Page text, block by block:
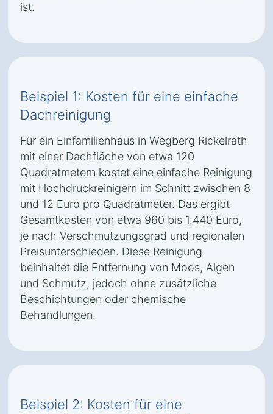
ist.
Beispiel 1: Kosten für eine einfache
Dachreinigung
Für ein Einfamilienhaus in Wegberg Rickelrath
mit einer Dachfläche von etwa 120
Quadratmetern kostet eine einfache Reinigung
mit Hochdruckreinigern im Schnitt zwischen 8
und 12 Euro pro Quadratmeter. Das ergibt
Gesamtkosten von etwa 960 bis 1.440 Euro,
je nach Verschmutzungsgrad und regionalen
Preisunterschieden. Diese Reinigung
beinhaltet die Entfernung von Moos, Algen
und Schmutz, jedoch ohne zusätzliche
Beschichtungen oder chemische
Behandlungen.
Beispiel 2: Kosten für eine